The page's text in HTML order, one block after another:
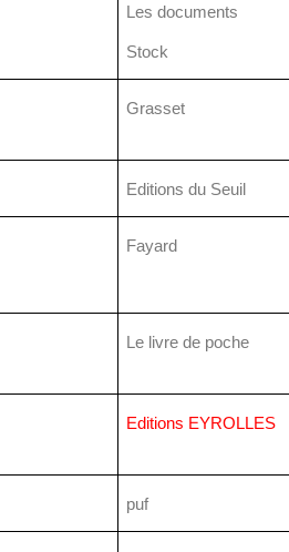
Les documents
Stock
Grasset
Editions du Seuil
Fayard
Le livre de poche
Editions EYROLLES
puf